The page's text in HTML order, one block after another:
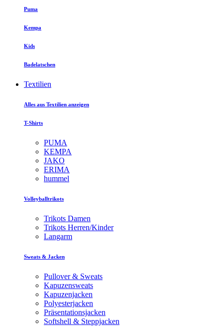
Puma
Kempa
Kids
Badelatschen
Textilien
Alles aus Textilien anzeigen
T-Shirts
PUMA
KEMPA
JAKO
ERIMA
hummel
Volleyballtrikots
Trikots Damen
Trikots Herren/Kinder
Langarm
Sweats & Jacken
Pullover & Sweats
Kapuzensweats
Kapuzenjacken
Polyesterjacken
Präsentationsjacken
Softshell & Steppjacken